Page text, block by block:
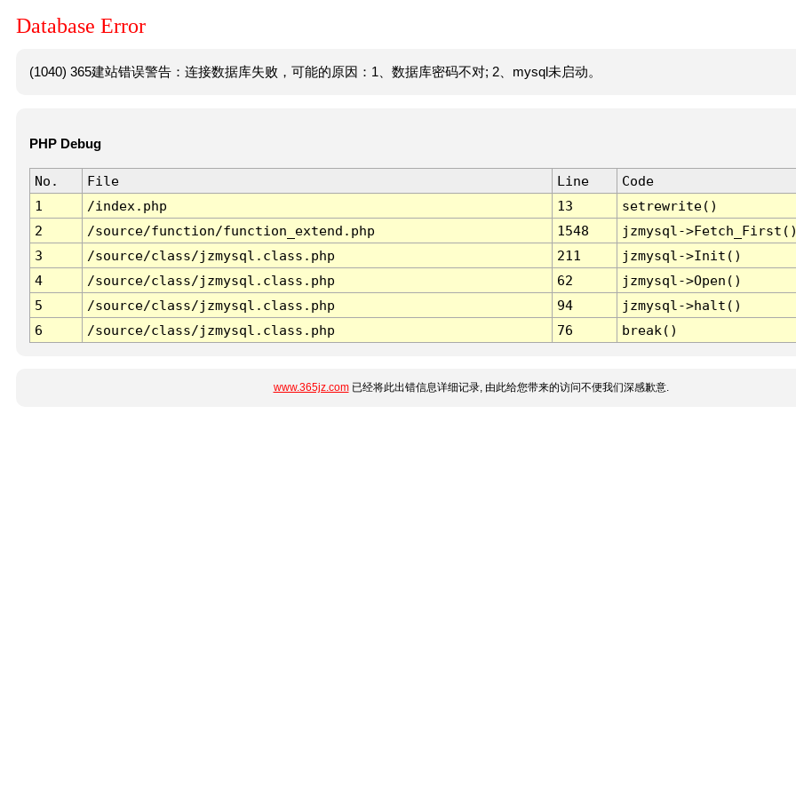
Database Error
(1040) 365建站错误警告：连接数据库失败，可能的原因：1、数据库密码不对; 2、mysql未启动。
PHP Debug
No. File Line
Code
1
/index.php 13
setrewrite()
2
/source/function/function_extend.php 1548
jzmysql-
3
/source/class/jzmysql.class.php 211
jzmysql->Init()
4
/source/class/jzmysql.class.php 62
jzmysql->Open()
5
/source/class/jzmysql.class.php 94
jzmysql->halt()
6
/source/class/jzmysql.class.php 76 break()
www.365jz.com已经将此出错信息详细记录, 由此给您带来的访问不便我们深感歉意.